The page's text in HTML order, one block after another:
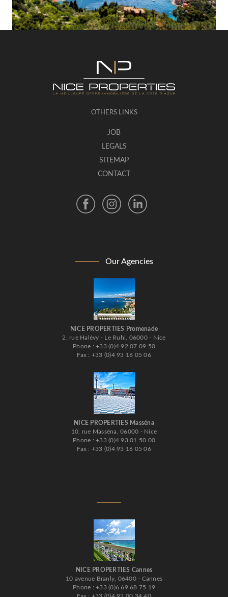
OTHERS LINKS
JOB
LEGALS
SITEMAP
CONTACT
Our Agencies
NICE PROPERTIES Promenade
2, rue Halévy - Le Ruhl, 06000 - Nice
Phone : +33 (0)4 92 07 09 50
Fax : +33 (0)4 93 16 05 06
NICE PROPERTIES Masséna
10, rue Masséna, 06000 - Nice
Phone : +33 (0)4 93 01 50 00
Fax : +33 (0)4 93 16 05 06
NICE PROPERTIES Cannes
10 avenue Branly, 06400 - Cannes
Phone : +33 (0)6 69 68 75 19